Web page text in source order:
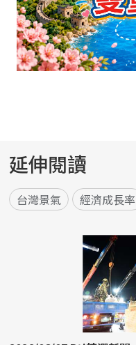
延伸閱讀
台灣景氣 經濟成長率